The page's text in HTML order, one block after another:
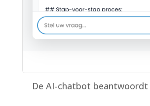
De AI-chatbot beantwoordt